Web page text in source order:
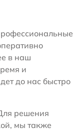
в наш
и
до нас быстро
решения
мы также